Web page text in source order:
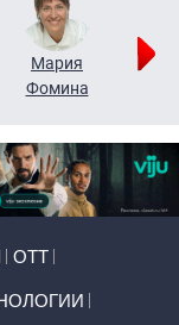
Мария
Фомина
ОТТ